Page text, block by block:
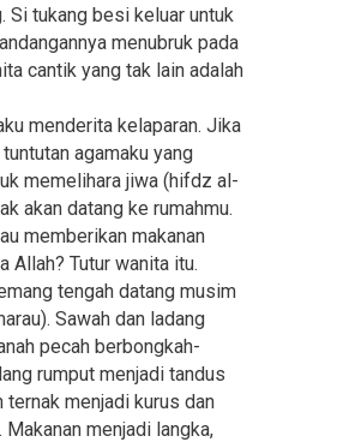
Si tukang besi keluar untuk
menubruk pada
cantik yang tak lain adalah
menderita kelaparan. Jika
agamaku yang
memelihara jiwa (hifdz al-
akan datang ke rumahmu.
memberikan makanan
Allah? Tutur wanita itu.
tengah datang musim
Sawah dan ladang
pecah berbongkah-
rumput menjadi tandus
ternak menjadi kurus dan
Makanan menjadi langka,